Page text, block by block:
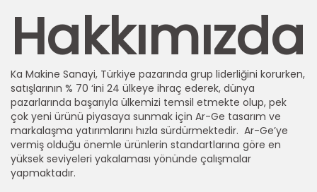
Hakkımızda
Ka Makine Sanayi, Türkiye pazarında grup liderliğini korurken,
satışlarının % 70 ‘ini 24 ülkeye ihraç ederek, dünya
pazarlarında başarıyla ülkemizi temsil etmekte olup, pek
çok yeni ürünü piyasaya sunmak için Ar-Ge tasarım ve
markalaşma yatırımlarını hızla sürdürmektedir. Ar-Ge’ye
vermiş olduğu önemle ürünlerin standartlarına göre en
yüksek seviyeleri yakalaması yönünde çalışmalar
yapmaktadır.